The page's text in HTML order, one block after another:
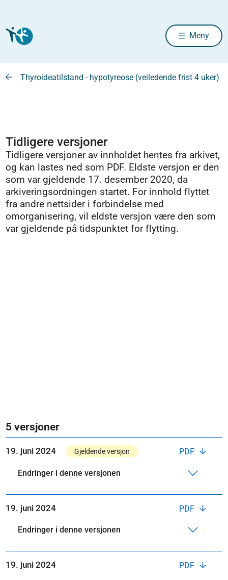
Meny
Thyroideatilstand - hypotyreose (veiledende frist 4 uker)
Tidligere versjoner
Tidligere versjoner av innholdet hentes fra arkivet,
og kan lastes ned som PDF. Eldste versjon er den
som var gjeldende 17. desember 2020, da
arkiveringsordningen startet. For innhold flyttet
fra andre nettsider i forbindelse med
omorganisering, vil eldste versjon være den som
var gjeldende på tidspunktet for flytting.
5 versjoner
PDF
19. juni 2024 Gjeldende versjon
Endringer i denne versjonen
PDF
19. juni 2024
Endringer i denne versjonen
PDF
19. juni 2024